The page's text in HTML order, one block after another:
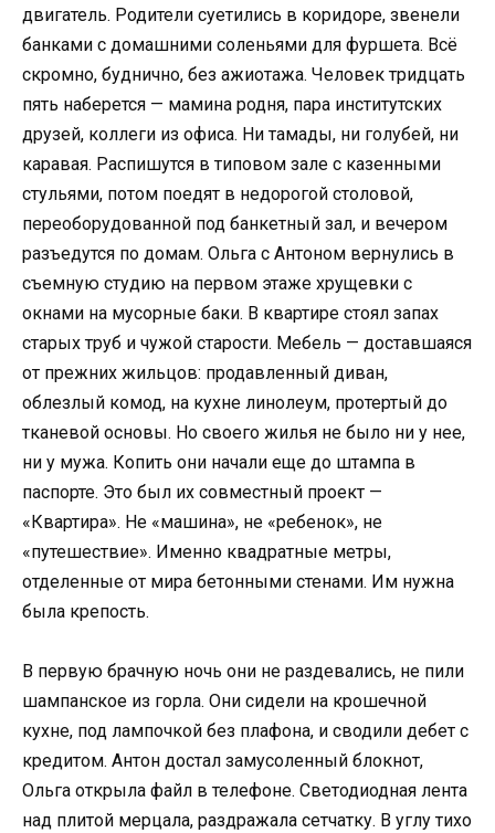
двигатель. Родители суетились в коридоре, звенели
банками с домашними соленьями для фуршета. Всё
скромно, буднично, без ажиотажа. Человек тридцать
пять наберется — мамина родня, пара институтских
друзей, коллеги из офиса. Ни тамады, ни голубей, ни
каравая. Распишутся в типовом зале с казенными
стульями, потом поедят в недорогой столовой,
переоборудованной под банкетный зал, и вечером
разъедутся по домам. Ольга с Антоном вернулись в
съемную студию на первом этаже хрущевки с
окнами на мусорные баки. В квартире стоял запах
старых труб и чужой старости. Мебель — доставшаяся
от прежних жильцов: продавленный диван,
облезлый комод, на кухне линолеум, протертый до
тканевой основы. Но своего жилья не было ни у нее,
ни у мужа. Копить они начали еще до штампа в
паспорте. Это был их совместный проект —
«Квартира». Не «машина», не «ребенок», не
«путешествие». Именно квадратные метры,
отделенные от мира бетонными стенами. Им нужна
была крепость.
В первую брачную ночь они не раздевались, не пили
шампанское из горла. Они сидели на крошечной
кухне, под лампочкой без плафона, и сводили дебет с
кредитом. Антон достал замусоленный блокнот,
Ольга открыла файл в телефоне. Светодиодная лента
над плитой мерцала, раздражала сетчатку. В углу тихо